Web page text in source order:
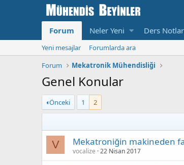
Forum Neler Yeni Ders
Yeni mesajlar
Forumlarda ara
Forum
Mekatronik Mühendisliği
Genel Konular
Önceki 1 2
V Mekatroniğin makineden
vocalize 22 Nisan 2017